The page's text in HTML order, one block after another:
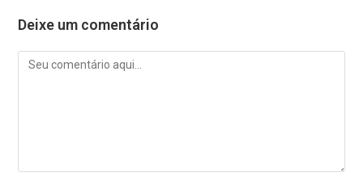
Deixe um comentário